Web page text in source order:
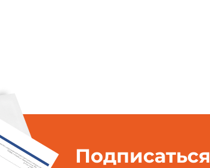
Подписаться